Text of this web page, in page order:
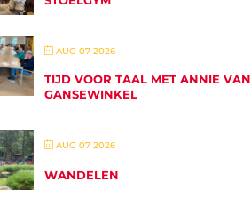
AUG 07 2026
TIJD VOOR TAAL MET ANNIE VAN
GANSEWINKEL
AUG 07 2026
WANDELEN